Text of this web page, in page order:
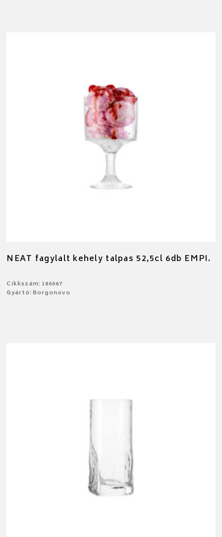
NEAT fagylalt kehely talpas 52,5cl 6db EMPI.
Cikkszám: 186067
Gyártó: Borgonovo